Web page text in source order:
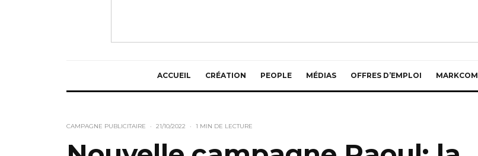
ACCUEIL CRÉATION PEOPLE MÉDIAS OFFRES D’EMPLOI MARKCOM
CAMPAGNE PUBLICITAIRE · 21/10/2022 · 1 MIN DE LECTURE